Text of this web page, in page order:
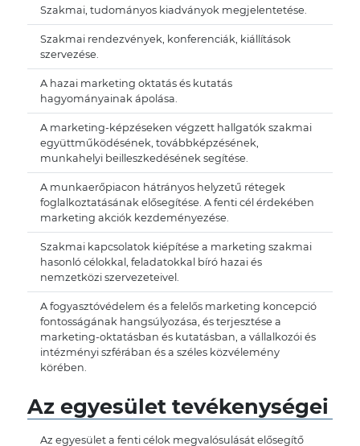
Szakmai, tudományos kiadványok megjelentetése.
Szakmai rendezvények, konferenciák, kiállítások
szervezése.
A hazai marketing oktatás és kutatás
hagyományainak ápolása.
A marketing-képzéseken végzett hallgatók szakmai
együttműködésének, továbbképzésének,
munkahelyi beilleszkedésének segítése.
A munkaerőpiacon hátrányos helyzetű rétegek
foglalkoztatásának elősegítése. A fenti cél érdekében
marketing akciók kezdeményezése.
Szakmai kapcsolatok kiépítése a marketing szakmai
hasonló célokkal, feladatokkal bíró hazai és
nemzetközi szervezeteivel.
A fogyasztóvédelem és a felelős marketing koncepció
fontosságának hangsúlyozása, és terjesztése a
marketing-oktatásban és kutatásban, a vállalkozói és
intézményi szférában és a széles közvélemény
körében.
Az egyesület tevékenységei
Az egyesület a fenti célok megvalósulását elősegítő